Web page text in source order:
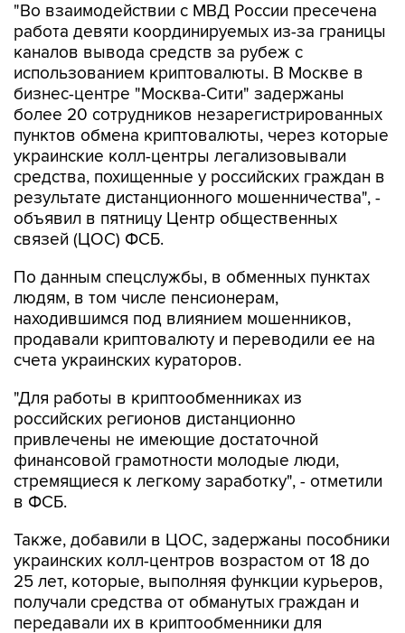
"Во взаимодействии с МВД России пресечена
работа девяти координируемых из-за границы
каналов вывода средств за рубеж с
использованием криптовалюты. В Москве в
бизнес-центре "Москва-Сити" задержаны
более 20 сотрудников незарегистрированных
пунктов обмена криптовалюты, через которые
украинские колл-центры легализовывали
средства, похищенные у российских граждан в
результате дистанционного мошенничества", -
объявил в пятницу Центр общественных
связей (ЦОС) ФСБ.
По данным спецслужбы, в обменных пунктах
людям, в том числе пенсионерам,
находившимся под влиянием мошенников,
продавали криптовалюту и переводили ее на
счета украинских кураторов.
"Для работы в криптообменниках из
российских регионов дистанционно
привлечены не имеющие достаточной
финансовой грамотности молодые люди,
стремящиеся к легкому заработку", - отметили
в ФСБ.
Также, добавили в ЦОС, задержаны пособники
украинских колл-центров возрастом от 18 до
25 лет, которые, выполняя функции курьеров,
получали средства от обманутых граждан и
передавали их в криптообменники для